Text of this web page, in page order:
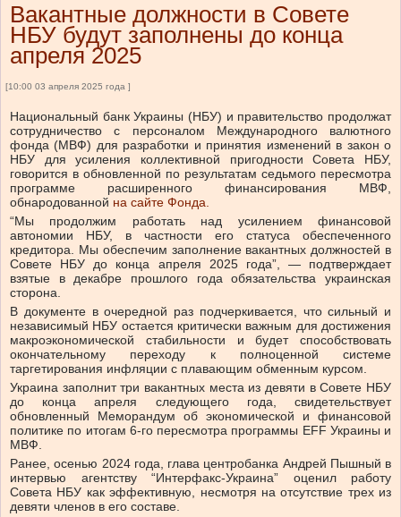
Вакантные должности в Совете
НБУ будут заполнены до конца
апреля 2025
[10:00 03 апреля 2025 года ]
Национальный банк Украины (НБУ) и правительство продолжат
сотрудничество с персоналом Международного валютного
фонда (МВФ) для разработки и принятия изменений в закон о
НБУ для усиления коллективной пригодности Совета НБУ,
говорится в обновленной по результатам седьмого пересмотра
программе расширенного финансирования МВФ,
обнародованной на сайте Фонда.
“Мы продолжим работать над усилением финансовой
автономии НБУ, в частности его статуса обеспеченного
кредитора. Мы обеспечим заполнение вакантных должностей в
Совете НБУ до конца апреля 2025 года”, — подтверждает
взятые в декабре прошлого года обязательства украинская
сторона.
В документе в очередной раз подчеркивается, что сильный и
независимый НБУ остается критически важным для достижения
макроэкономической стабильности и будет способствовать
окончательному переходу к полноценной системе
таргетирования инфляции с плавающим обменным курсом.
Украина заполнит три вакантных места из девяти в Совете НБУ
до конца апреля следующего года, свидетельствует
обновленный Меморандум об экономической и финансовой
политике по итогам 6-го пересмотра программы EFF Украины и
МВФ.
Ранее, осенью 2024 года, глава центробанка Андрей Пышный в
интервью агентству “Интерфакс-Украина” оценил работу
Совета НБУ как эффективную, несмотря на отсутствие трех из
девяти членов в его составе.